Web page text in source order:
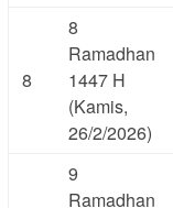
8
8
Ramadhan
1447 H
(Kamis,
26/2/2026)
9
Ramadhan